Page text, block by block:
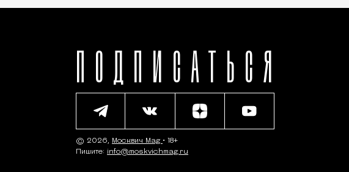
ПОДПИСАТЬСЯ
© 2026, Москвич Mag • 18+
Пишите: info@moskvichmag.ru